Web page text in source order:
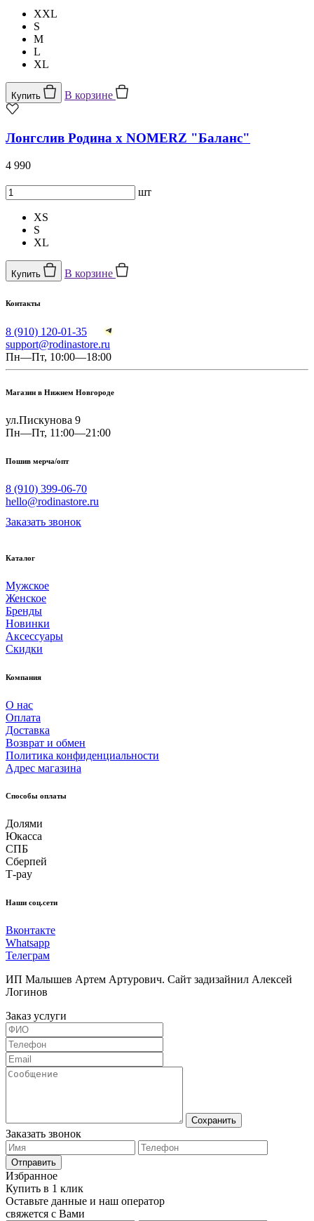
XXL
S
M
L
XL
Купить В корзине
Лонгслив Родина х NOMERZ "Баланс"
4 990
шт
XS
S
XL
Купить В корзине
Контакты
8 (910) 120-01-35
support@rodinastore.ru
Пн—Пт, 10:00—18:00
Магазин в Нижнем Новгороде
ул.Пискунова 9
Пн—Пт, 11:00—21:00
Пошив мерча/опт
8 (910) 399-06-70
hello@rodinastore.ru
Заказать звонок
Каталог
Мужское
Женское
Бренды
Новинки
Аксессуары
Скидки
Компания
О нас
Оплата
Доставка
Возврат и обмен
Политика конфиденциальности
Адрес магазина
Способы оплаты
Долями
Юкасса
СПБ
Сберпей
Т-pay
Наши соц.сети
Вконтакте
Whatsapp
Телеграм
ИП Малышев Артем Артурович. Сайт задизайнил Алексей
Логинов
Заказ услуги
Сохранить
Заказать звонок
Отправить
Избранное
Купить в 1 клик
Оставьте данные и наш оператор
свяжется с Вами